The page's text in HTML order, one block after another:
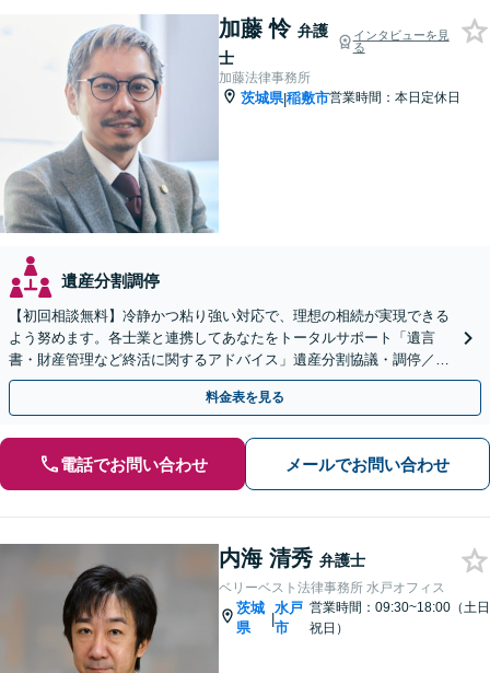
加藤 怜 弁護
士
インタビューを見
る
加藤法律事務所
茨城県|稲敷市営業時間：本日定休日
遺産分割調停
【初回相談無料】冷静かつ粘り強い対応で、理想の相続が実現できる
よう努めます。各士業と連携してあなたをトータルサポート「遺言
書・財産管理など終活に関するアドバイス」遺産分割協議・調停／不
動産相続／遺言書作成／後見／事業承継【ビデオ面談対応】
料金表を見る
電話でお問い合わせ メールでお問い合わせ
内海 清秀 弁護士
ベリーベスト法律事務所 水戸オフィス
茨城
県
|
水戸
市
営業時間：09:30~18:00（土日
祝日）